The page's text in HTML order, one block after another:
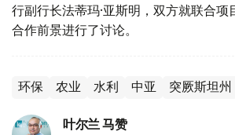
行副行长法蒂玛·亚斯明，双方就联合项
合作前景进行了讨论。
环保 农业 水利 中亚 突厥斯坦州
叶尔兰 马赞